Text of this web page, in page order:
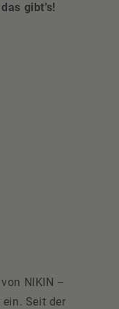
gibt’s!
NIKIN –
Seit der